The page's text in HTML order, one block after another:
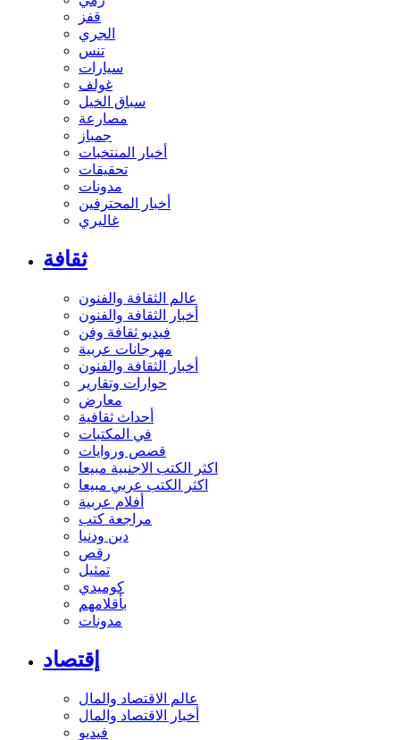
قفز
الجري
تنس
سيارات
غولف
سباق الخيل
مصارعة
جمباز
أخبار المنتخبات
تحقيقات
مدونات
أخبار المحترفين
غاليري
ثقافة
عالم الثقافة والفنون
أخبار الثقافة والفنون
فيديو ثقافة وفن
مهرجانات عربية
أخبار الثقافة والفنون
حوارات وتقارير
معارض
أحداث ثقافية
في المكتبات
قصص وروايات
اكثر الكتب الاجنبية مبيعا
اكثر الكتب عربي مبيعا
أفلام عربية
مراجعة كتب
دين ودنيا
رقص
تمثيل
كوميدي
بأقلامهم
مدونات
إقتصاد
عالم الاقتصاد والمال
أخبار الاقتصاد والمال
فيديو